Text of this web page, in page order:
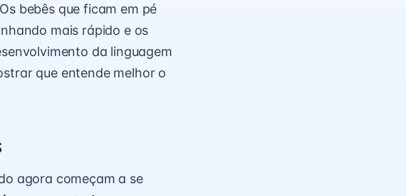
bebês que ficam em pé
mais rápido e os
da linguagem
que entende melhor o
agora começam a se